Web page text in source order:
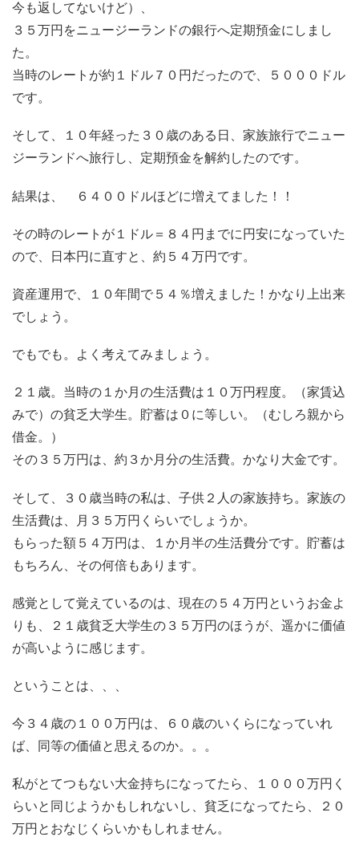
今も返してないけど）、
３５万円をニュージーランドの銀行へ定期預金にしまし
た。
当時のレートが約１ドル７０円だったので、５０００ドル
です。
そして、１０年経った３０歳のある日、家族旅行でニュー
ジーランドへ旅行し、定期預金を解約したのです。
結果は、 ６４００ドルほどに増えてました！！
その時のレートが１ドル＝８４円までに円安になっていた
ので、日本円に直すと、約５４万円です。
資産運用で、１０年間で５４％増えました！かなり上出来
でしょう。
でもでも。よく考えてみましょう。
２１歳。当時の１か月の生活費は１０万円程度。（家賃込
みで）の貧乏大学生。貯蓄は０に等しい。（むしろ親から
借金。）
その３５万円は、約３か月分の生活費。かなり大金です。
そして、３０歳当時の私は、子供２人の家族持ち。家族の
生活費は、月３５万円くらいでしょうか。
もらった額５４万円は、１か月半の生活費分です。貯蓄は
もちろん、その何倍もあります。
感覚として覚えているのは、現在の５４万円というお金よ
りも、２１歳貧乏大学生の３５万円のほうが、遥かに価値
が高いように感じます。
ということは、、、
今３４歳の１００万円は、６０歳のいくらになっていれ
ば、同等の価値と思えるのか。。。
私がとてつもない大金持ちになってたら、１０００万円く
らいと同じようかもしれないし、貧乏になってたら、２０
万円とおなじくらいかもしれません。